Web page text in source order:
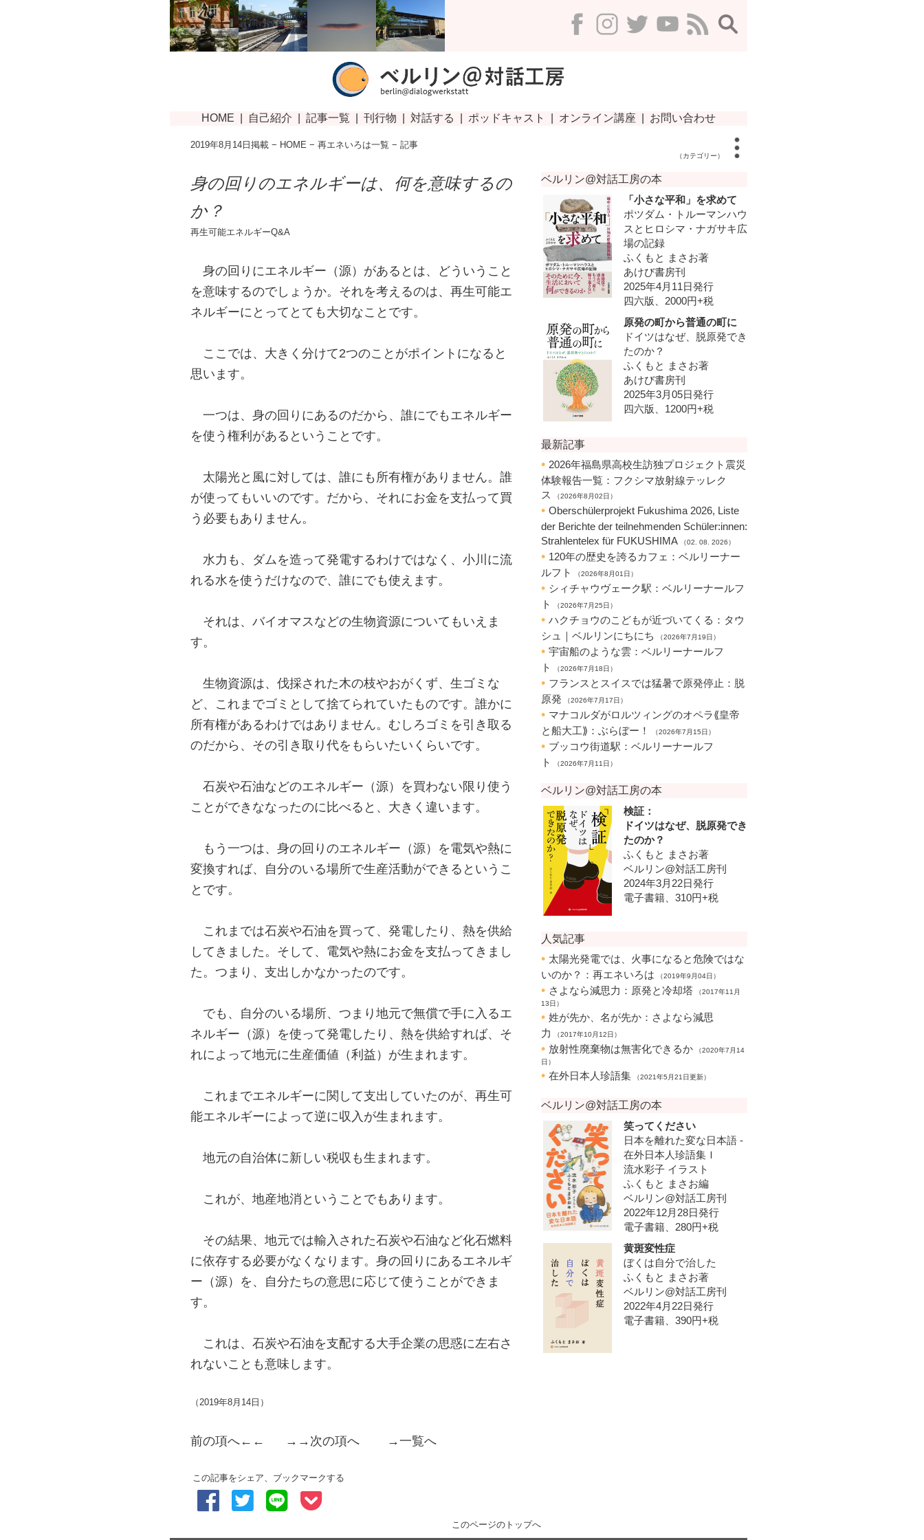
2019年8月14日掲載 − HOME − 再エネいろは一覧 − 記事
身の回りのエネルギーは、何を意味するの
か？
再生可能エネルギーQ&A
身の回りにエネルギー（源）があるとは、どういうこと
を意味するのでしょうか。それを考えるのは、再生可能エ
ネルギーにとってとても大切なことです。
ここでは、大きく分けて2つのことがポイントになると
思います。
一つは、身の回りにあるのだから、誰にでもエネルギー
を使う権利があるということです。
太陽光と風に対しては、誰にも所有権がありません。誰
が使ってもいいのです。だから、それにお金を支払って買
う必要もありません。
水力も、ダムを造って発電するわけではなく、小川に流
れる水を使うだけなので、誰にでも使えます。
それは、バイオマスなどの生物資源についてもいえま
す。
生物資源は、伐採された木の枝やおがくず、生ゴミな
ど、これまでゴミとして捨てられていたものです。誰かに
所有権があるわけではありません。むしろゴミを引き取る
のだから、その引き取り代をもらいたいくらいです。
石炭や石油などのエネルギー（源）を買わない限り使う
ことができななったのに比べると、大きく違います。
もう一つは、身の回りのエネルギー（源）を電気や熱に
変換すれば、自分のいる場所で生産活動ができるというこ
とです。
これまでは石炭や石油を買って、発電したり、熱を供給
してきました。そして、電気や熱にお金を支払ってきまし
た。つまり、支出しかなかったのです。
でも、自分のいる場所、つまり地元で無償で手に入るエ
ネルギー（源）を使って発電したり、熱を供給すれば、そ
れによって地元に生産価値（利益）が生まれます。
これまでエネルギーに関して支出していたのが、再生可
能エネルギーによって逆に収入が生まれます。
地元の自治体に新しい税収も生まれます。
これが、地産地消ということでもあります。
その結果、地元では輸入された石炭や石油など化石燃料
に依存する必要がなくなります。身の回りにあるエネルギ
ー（源）を、自分たちの意思に応じて使うことができま
す。
これは、石炭や石油を支配する大手企業の思惑に左右さ
れないことも意味します。
（2019年8月14日）
前の項へ←← →→ 次の項へ →一覧へ
この記事をシェア、ブックマークする
このページのトップへ